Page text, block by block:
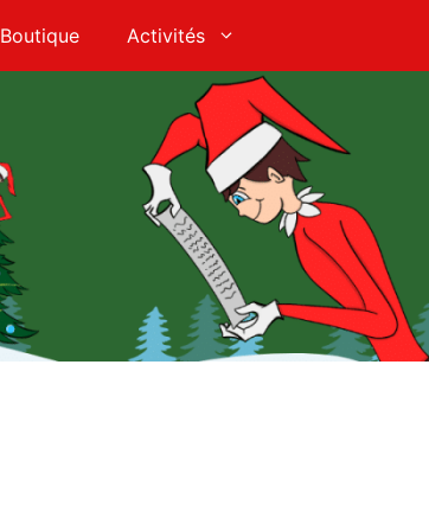
Boutique Activités